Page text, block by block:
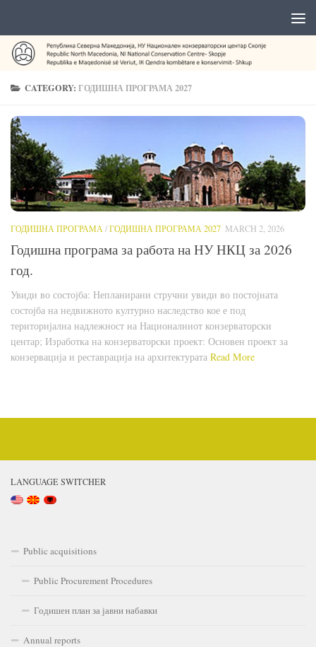
CATEGORY:ГОДИШНА ПРОГРАМА 2027
ГОДИШНА ПРОГРАМА/ГОДИШНА ПРОГРАМА 2027 MARCH 2, 2026
Годишна програма за работа на НУ НКЦ за 2026
год.
Увиди во состојба: Непланирани стручни увиди во постојната
состојба на недвижното културно наследство кое е под
територијална надлежност на Националниот конзерваторски
центар; Изработка на конзерваторски проект: Основен проект за
конзервација и реставрација на архитектурата Read More
LANGUAGE SWITCHER
Public acquisitions
Public Procurement Procedures
Годишен план за јавни набавки
Annual reports